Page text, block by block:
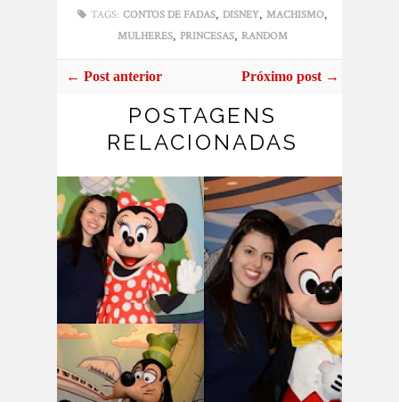
TAGS: CONTOS DE FADAS, DISNEY, MACHISMO,
MULHERES, PRINCESAS, RANDOM
← Post anterior Próximo post →
POSTAGENS
RELACIONADAS